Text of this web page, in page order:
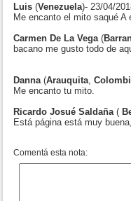
Luis (Venezuela)- 23/04/
Me encanto el mito saqué A
Carmen De La Vega (
bacano me gusto todo de
Danna (Arauquita
Me encanto tu mito.
Ricardo Josué Saldaña (
Está página está muy
Comentá esta nota: